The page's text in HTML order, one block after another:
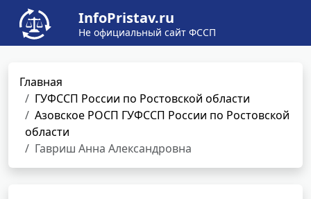
InfoPristav.ru
Не официальный сайт ФССП
Главная
ГУФССП России по Ростовской области
Азовское РОСП ГУФССП России по Ростовской
области
Гавриш Анна Александровна